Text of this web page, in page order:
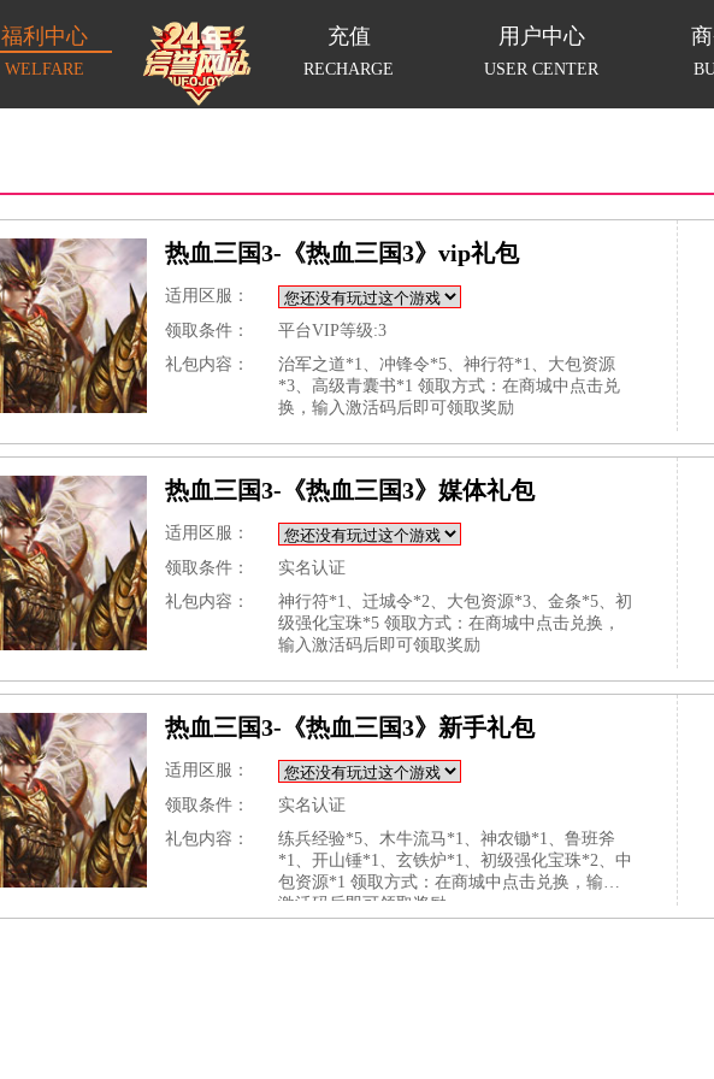
福利中心
WELFARE
充值
RECHARGE
用户中心
USER CENTER
热血三国3-《热血三国3》vip礼包
适用区服：
领取条件：
平台VIP等级:3
礼包内容：
治军之道*1、冲锋令*5、神行符*1、大包资源
*3、高级青囊书*1 领取方式：在商城中点击兑
换，输入激活码后即可领取奖励
热血三国3-《热血三国3》媒体礼包
适用区服：
领取条件：
实名认证
礼包内容：
神行符*1、迁城令*2、大包资源*3、金条*5、初
级强化宝珠*5 领取方式：在商城中点击兑换，
输入激活码后即可领取奖励
热血三国3-《热血三国3》新手礼包
适用区服：
领取条件：
实名认证
礼包内容：
练兵经验*5、木牛流马*1、神农锄*1、鲁班斧
*1、开山锤*1、玄铁炉*1、初级强化宝珠*2、中
包资源*1 领取方式：在商城中点击兑换，输入
激活码后即可领取奖励